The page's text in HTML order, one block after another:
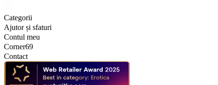
Categorii
Ajutor și sfaturi
Contul meu
Corner69
Contact